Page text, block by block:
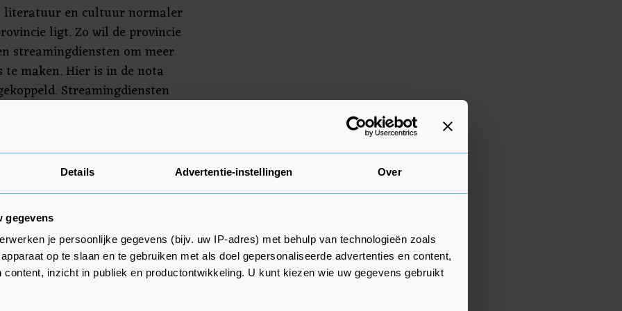
Details Advertentie-instellingen Over
gegevens
je persoonlijke gegevens (bijv. uw IP-adres) met behulp van technologieën zoals
op te slaan en te gebruiken met als doel gepersonaliseerde advertenties en content,
content, inzicht in publiek en productontwikkeling. U kunt kiezen wie uw gegevens gebruikt
literatuur en cultuur normaler
ligt. Zo wil de provincie
streamingdiensten om meer
maken. Hier is in de nota
Streamingdiensten
dat het echt tot Friese
zijn al veel films over
Waarom dan Fries niet
meer steun bieden aan
die in het Fries werken
bestuursakkoord van vorig jaar
geld gaat uitgeven aan